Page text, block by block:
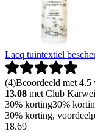
Lacq tuintextiel
(4)Beoordeeld met 4.5
13.08 met Club Karwei
30% korting30%
30% korting,
18.69